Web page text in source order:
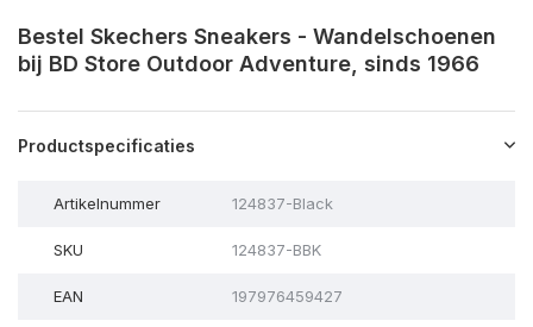
Bestel Skechers Sneakers - Wandelschoenen
bij BD Store Outdoor Adventure, sinds 1966
Productspecificaties
Artikelnummer 124837-Black
SKU 124837-BBK
EAN 197976459427